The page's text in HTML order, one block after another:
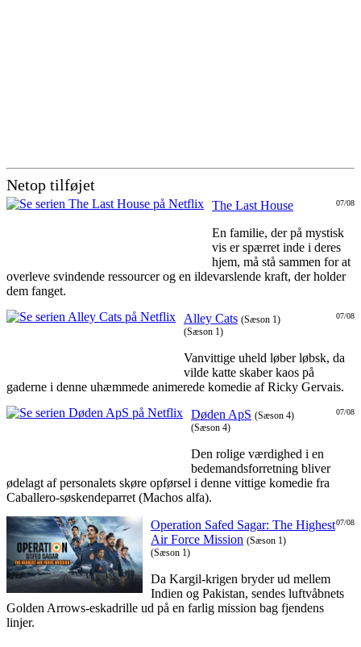
Netop tilføjet
07/08
The Last House
En familie, der på mystisk
vis er spærret inde i deres
hjem, må stå sammen for at
overleve svindende ressourcer og en ildevarslende kraft, der holder
dem fanget.
07/08
Alley Cats (Sæson 1)
(Sæson 1)
Vanvittige uheld løber løbsk, da
vilde katte skaber kaos på
gaderne i denne uhæmmede animerede komedie af Ricky Gervais.
07/08
Døden ApS (Sæson 4)
(Sæson 4)
Den rolige værdighed i en
bedemandsforretning bliver
ødelagt af personalets skøre opførsel i denne vittige komedie fra
Caballero-søskendeparret (Machos alfa).
07/08
Operation Safed Sagar: The Highest
Air Force Mission (Sæson 1)
(Sæson 1)
Da Kargil-krigen bryder ud mellem
Indien og Pakistan, sendes luftvåbnets
Golden Arrows-eskadrille ud på en farlig mission bag fjendens
linjer.